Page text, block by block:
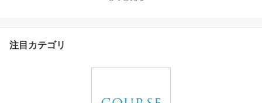
estel ジャスパー・ヴァ
注目カテゴリ